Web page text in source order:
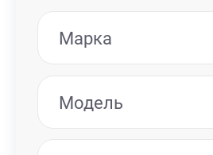
Марка
Модель